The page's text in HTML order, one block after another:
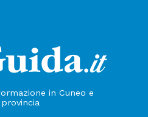
in Cuneo e
provincia